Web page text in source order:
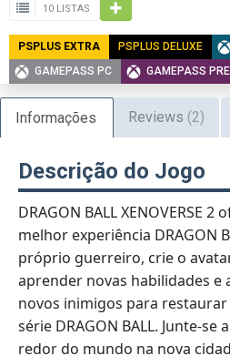
10 LISTAS
PSPLUS EXTRA PSPLUS DELUXE
GAMEPASS PC
GAMEPASS
Informações Reviews (2)
Descrição do Jogo
DRAGON BALL XENOVERSE
melhor experiência DRAGON
próprio guerreiro, crie o
aprender novas habilidades e
novos inimigos para
série DRAGON BALL. Junte-se
redor do mundo na nova